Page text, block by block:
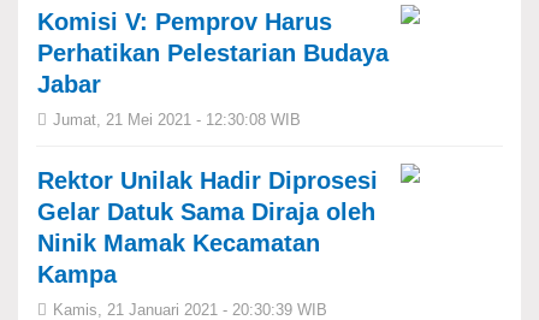
Komisi V: Pemprov Harus
Perhatikan Pelestarian Budaya
Jabar
Jumat, 21 Mei 2021 - 12:30:08 WIB
Rektor Unilak Hadir Diprosesi
Gelar Datuk Sama Diraja oleh
Ninik Mamak Kecamatan
Kampa
Kamis, 21 Januari 2021 - 20:30:39 WIB